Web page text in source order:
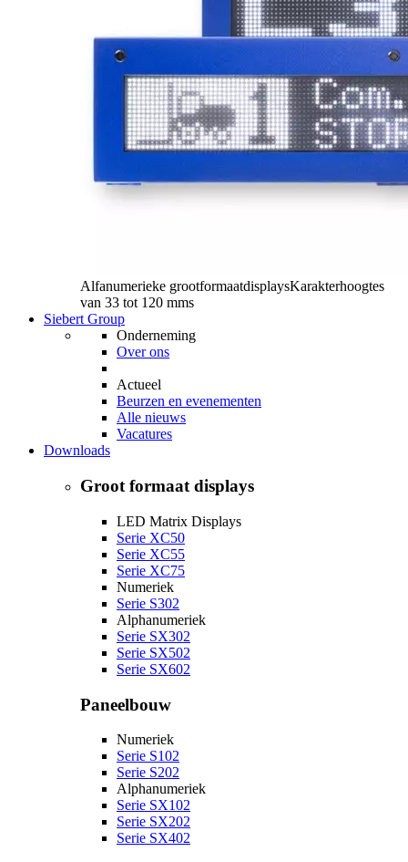
Alfanumerieke grootformaatdisplaysKarakterhoogtes
van 33 tot 120 mms
Siebert Group
Onderneming
Over ons
Actueel
Beurzen en evenementen
Alle nieuws
Vacatures
Downloads
Groot formaat displays
LED Matrix Displays
Serie XC50
Serie XC55
Serie XC75
Numeriek
Serie S302
Alphanumeriek
Serie SX302
Serie SX502
Serie SX602
Paneelbouw
Numeriek
Serie S102
Serie S202
Alphanumeriek
Serie SX102
Serie SX202
Serie SX402